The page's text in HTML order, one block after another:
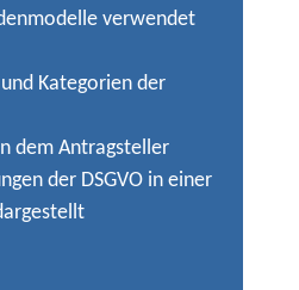
verwendet
Kategorien der
dem Antragsteller
der DSGVO in einer